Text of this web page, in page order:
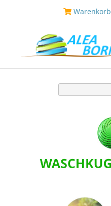
Warenkorb